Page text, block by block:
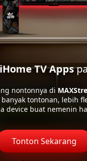
TV Apps
nontonnya di
banyak tontonan, lebih
device buat nemenin
Tonton Sekarang